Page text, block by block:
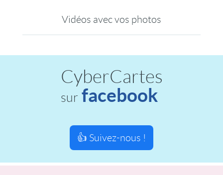
Vidéos avec vos photos
CyberCartes
sur facebook
👍 Suivez-nous !